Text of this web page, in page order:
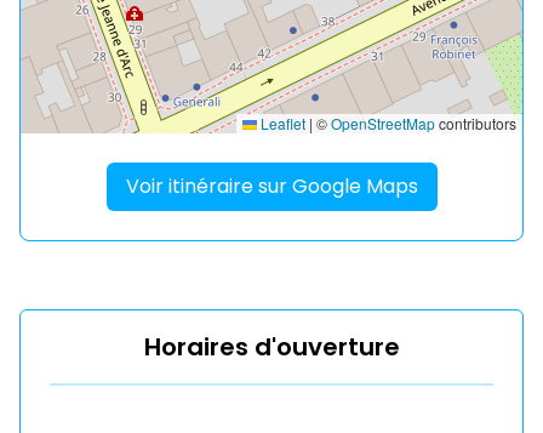
Leaflet | ©OpenStreetMapcontributors
Voir itinéraire sur Google Maps
Horaires d'ouverture